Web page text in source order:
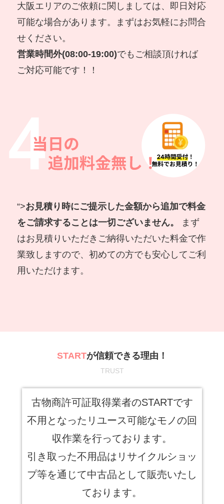
大阪エリアのご依頼に関しましては、即日対応
可能な場合があります。まずはお気軽にお問合
せください。
営業時間外(08:00-19:00)でもご相談頂ければ
ご対応可能です！！
“>お見積り時にご提示した金額から追加で料金
をご請求することは一切ございません。
まず
はお見積りいただきご納得いただいた料金で作
業致しますので、初めての方でも安心してご利
用いただけます。
STARTが信頼できる理由！
TRUST
古物商許可証取得業者のSTARTです
不用となったリユース可能なモノの回
収作業を行っております。
引き取った不用品はリサイクルショッ
プ等を通じて中古品として販売いたし
ております。